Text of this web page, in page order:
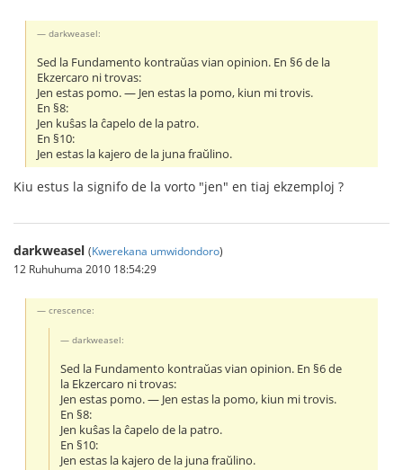
darkweasel:
Sed la Fundamento kontraŭas vian opinion. En §6 de la
Ekzercaro ni trovas:
Jen estas pomo. ― Jen estas la pomo, kiun mi trovis.
En §8:
Jen kuŝas la ĉapelo de la patro.
En §10:
Jen estas la kajero de la juna fraŭlino.
Kiu estus la signifo de la vorto "jen" en tiaj ekzemploj ?
darkweasel (Kwerekana umwidondoro)
12 Ruhuhuma 2010 18:54:29
crescence:
darkweasel:
Sed la Fundamento kontraŭas vian opinion. En §6 de
la Ekzercaro ni trovas:
Jen estas pomo. ― Jen estas la pomo, kiun mi trovis.
En §8:
Jen kuŝas la ĉapelo de la patro.
En §10:
Jen estas la kajero de la juna fraŭlino.